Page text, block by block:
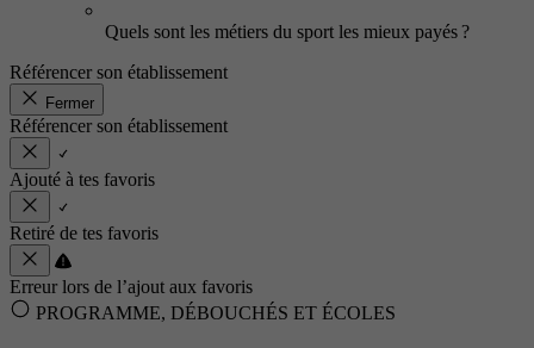
Quels sont les métiers du sport les mieux payés ?
Référencer son établissement
Fermer
Référencer son établissement
Ajouté à tes favoris
Retiré de tes favoris
Erreur lors de l’ajout aux favoris
PROGRAMME, DÉBOUCHÉS ET ÉCOLES